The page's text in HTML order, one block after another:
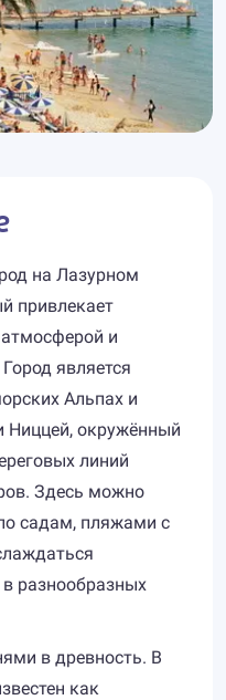
на Лазурном
привлекает
и
является
Альпах и
Ниццей, окружённый
линий
Здесь можно
садам, пляжами с
разнообразных
в древность. В
как